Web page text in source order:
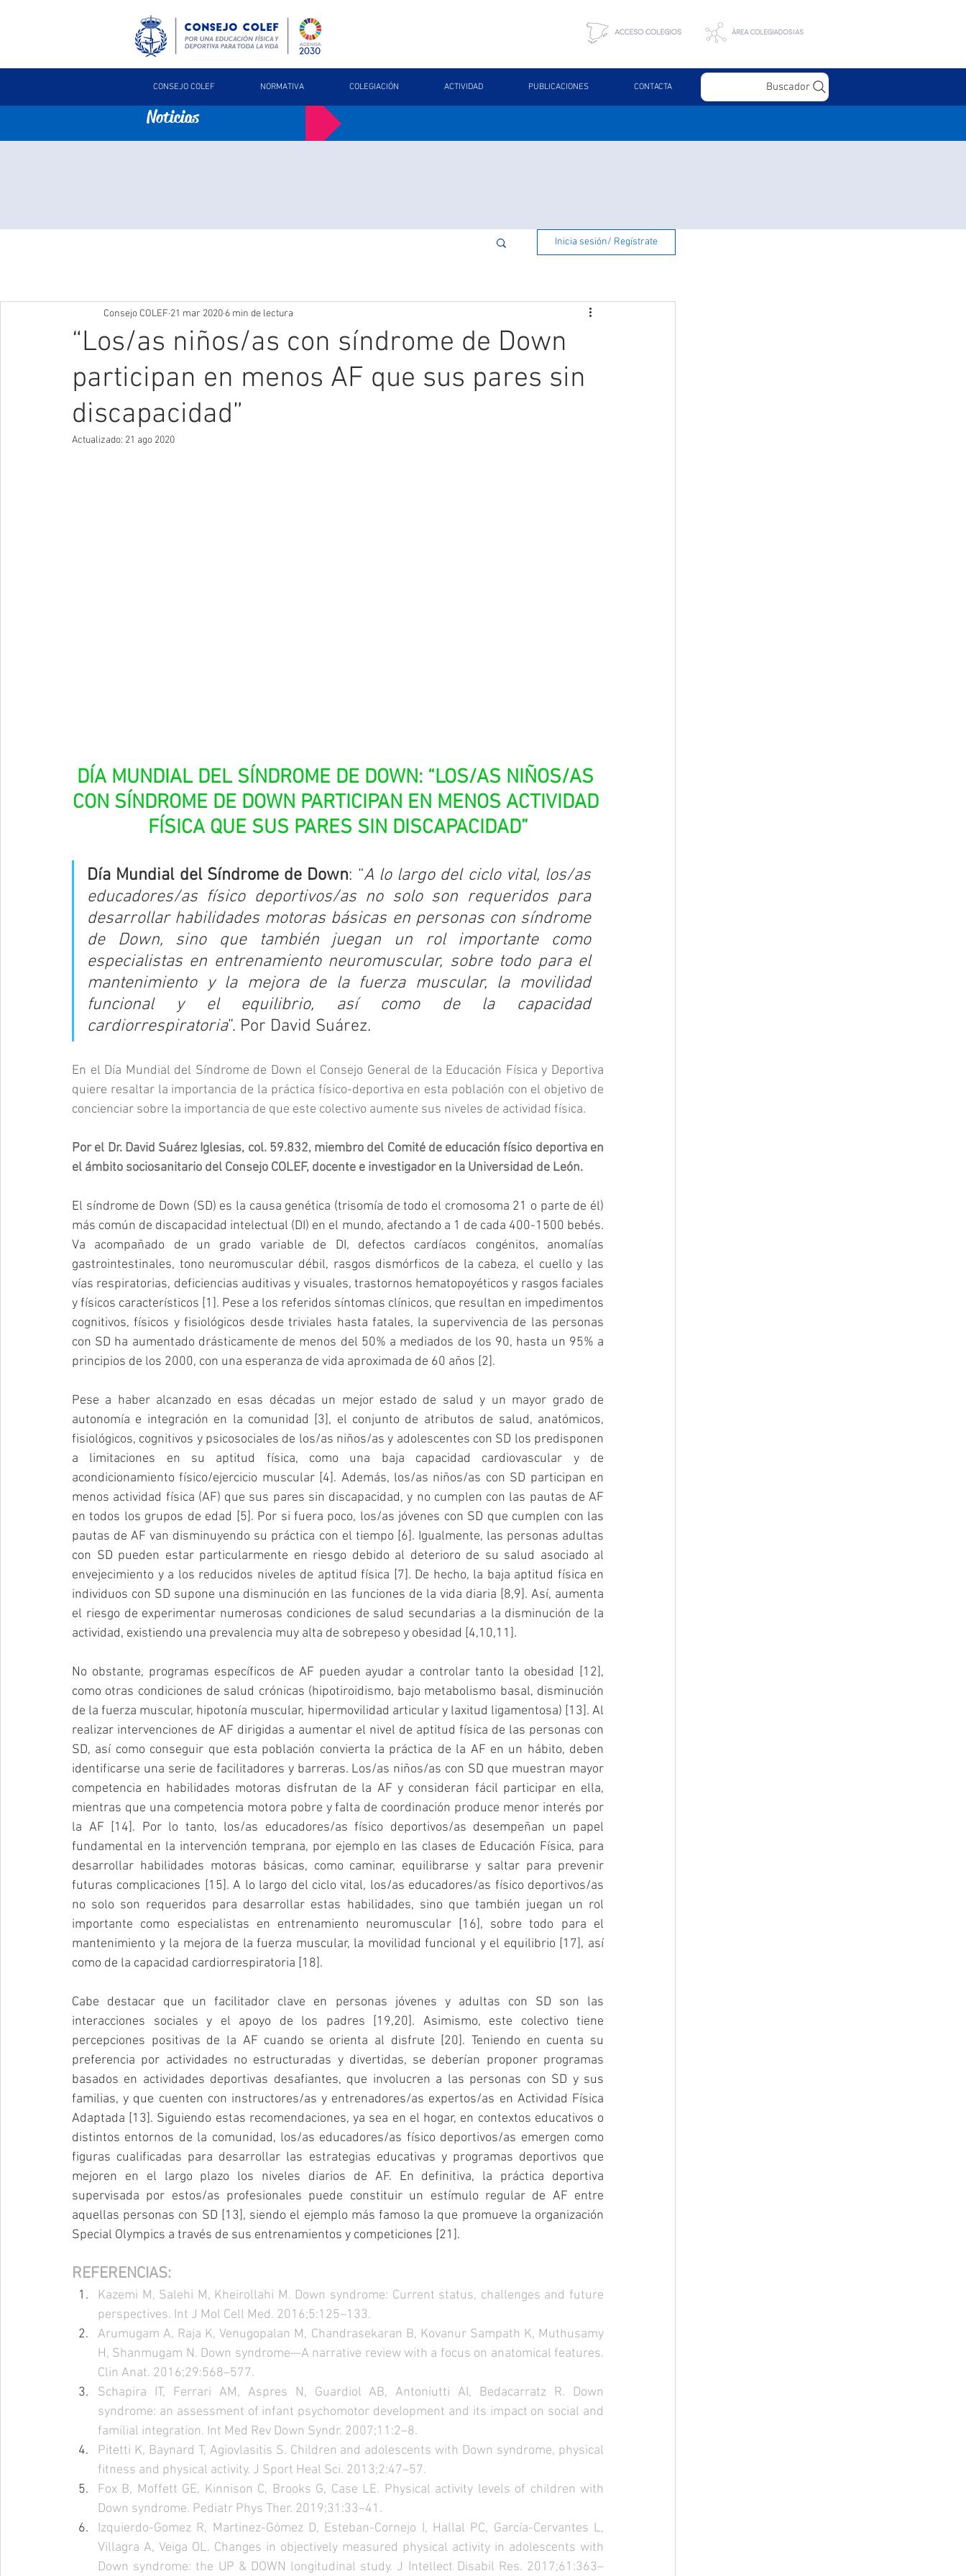
CONSEJO COLEF NORMATIVA COLEGIACIÓN ACTIVIDAD PUBLICACIONES CONTACTA Buscador
Noticias
Inicia sesión/ Regístrate
“Los/as niños/as con síndrome de Down
participan en menos AF que sus pares sin
discapacidad”
Consejo COLEF 21 mar 2020 6 min de lectura
Actualizado: 21 ago 2020
DÍA MUNDIAL DEL SÍNDROME DE DOWN: “LOS/AS NIÑOS/AS
CON SÍNDROME DE DOWN PARTICIPAN EN MENOS ACTIVIDAD
FÍSICA QUE SUS PARES SIN DISCAPACIDAD”
Día Mundial del Síndrome de Down: “A lo largo del ciclo vital, los/as
educadores/as físico deportivos/as no solo son requeridos para
desarrollar habilidades motoras básicas en personas con síndrome
de Down, sino que también juegan un rol importante como
especialistas en entrenamiento neuromuscular, sobre todo para el
mantenimiento y la mejora de la fuerza muscular, la movilidad
funcional y el equilibrio, así como de la capacidad
cardiorrespiratoria”. Por David Suárez.
En el Día Mundial del Síndrome de Down el Consejo General de la Educación Física y Deportiva
quiere resaltar la importancia de la práctica físico-deportiva en esta población con el objetivo de
concienciar sobre la importancia de que este colectivo aumente sus niveles de actividad física.
Por el Dr. David Suárez Iglesias, col. 59.832, miembro del Comité de educación físico deportiva en
el ámbito sociosanitario del Consejo COLEF, docente e investigador en la Universidad de León.
El síndrome de Down (SD) es la causa genética (trisomía de todo el cromosoma 21 o parte de él)
más común de discapacidad intelectual (DI) en el mundo, afectando a 1 de cada 400-1500 bebés.
Va acompañado de un grado variable de DI, defectos cardíacos congénitos, anomalías
gastrointestinales, tono neuromuscular débil, rasgos dismórficos de la cabeza, el cuello y las
vías respiratorias, deficiencias auditivas y visuales, trastornos hematopoyéticos y rasgos faciales
y físicos característicos [1]. Pese a los referidos síntomas clínicos, que resultan en impedimentos
cognitivos, físicos y fisiológicos desde triviales hasta fatales, la supervivencia de las personas
con SD ha aumentado drásticamente de menos del 50% a mediados de los 90, hasta un 95% a
principios de los 2000, con una esperanza de vida aproximada de 60 años [2].
Pese a haber alcanzado en esas décadas un mejor estado de salud y un mayor grado de
autonomía e integración en la comunidad [3], el conjunto de atributos de salud, anatómicos,
fisiológicos, cognitivos y psicosociales de los/as niños/as y adolescentes con SD los predisponen
a limitaciones en su aptitud física, como una baja capacidad cardiovascular y de
acondicionamiento físico/ejercicio muscular [4]. Además, los/as niños/as con SD participan en
menos actividad física (AF) que sus pares sin discapacidad, y no cumplen con las pautas de AF
en todos los grupos de edad [5]. Por si fuera poco, los/as jóvenes con SD que cumplen con las
pautas de AF van disminuyendo su práctica con el tiempo [6]. Igualmente, las personas adultas
con SD pueden estar particularmente en riesgo debido al deterioro de su salud asociado al
envejecimiento y a los reducidos niveles de aptitud física [7]. De hecho, la baja aptitud física en
individuos con SD supone una disminución en las funciones de la vida diaria [8,9]. Así, aumenta
el riesgo de experimentar numerosas condiciones de salud secundarias a la disminución de la
actividad, existiendo una prevalencia muy alta de sobrepeso y obesidad [4,10,11].
No obstante, programas específicos de AF pueden ayudar a controlar tanto la obesidad [12],
como otras condiciones de salud crónicas (hipotiroidismo, bajo metabolismo basal, disminución
de la fuerza muscular, hipotonía muscular, hipermovilidad articular y laxitud ligamentosa) [13]. Al
realizar intervenciones de AF dirigidas a aumentar el nivel de aptitud física de las personas con
SD, así como conseguir que esta población convierta la práctica de la AF en un hábito, deben
identificarse una serie de facilitadores y barreras. Los/as niños/as con SD que muestran mayor
competencia en habilidades motoras disfrutan de la AF y consideran fácil participar en ella,
mientras que una competencia motora pobre y falta de coordinación produce menor interés por
la AF [14]. Por lo tanto, los/as educadores/as físico deportivos/as desempeñan un papel
fundamental en la intervención temprana, por ejemplo en las clases de Educación Física, para
desarrollar habilidades motoras básicas, como caminar, equilibrarse y saltar para prevenir
futuras complicaciones [15]. A lo largo del ciclo vital, los/as educadores/as físico deportivos/as
no solo son requeridos para desarrollar estas habilidades, sino que también juegan un rol
importante como especialistas en entrenamiento neuromuscular [16], sobre todo para el
mantenimiento y la mejora de la fuerza muscular, la movilidad funcional y el equilibrio [17], así
como de la capacidad cardiorrespiratoria [18].
Cabe destacar que un facilitador clave en personas jóvenes y adultas con SD son las
interacciones sociales y el apoyo de los padres [19,20]. Asimismo, este colectivo tiene
percepciones positivas de la AF cuando se orienta al disfrute [20]. Teniendo en cuenta su
preferencia por actividades no estructuradas y divertidas, se deberían proponer programas
basados en actividades deportivas desafiantes, que involucren a las personas con SD y sus
familias, y que cuenten con instructores/as y entrenadores/as expertos/as en Actividad Física
Adaptada [13]. Siguiendo estas recomendaciones, ya sea en el hogar, en contextos educativos o
distintos entornos de la comunidad, los/as educadores/as físico deportivos/as emergen como
figuras cualificadas para desarrollar las estrategias educativas y programas deportivos que
mejoren en el largo plazo los niveles diarios de AF. En definitiva, la práctica deportiva
supervisada por estos/as profesionales puede constituir un estímulo regular de AF entre
aquellas personas con SD [13], siendo el ejemplo más famoso la que promueve la organización
Special Olympics a través de sus entrenamientos y competiciones [21].
REFERENCIAS:
Kazemi M, Salehi M, Kheirollahi M. Down syndrome: Current status, challenges and future
perspectives. Int J Mol Cell Med. 2016;5:125–133.
Arumugam A, Raja K, Venugopalan M, Chandrasekaran B, Kovanur Sampath K, Muthusamy
H, Shanmugam N. Down syndrome—A narrative review with a focus on anatomical features.
Clin Anat. 2016;29:568–577.
Schapira IT, Ferrari AM, Aspres N, Guardiol AB, Antoniutti AI, Bedacarratz R. Down
syndrome: an assessment of infant psychomotor development and its impact on social and
familial integration. Int Med Rev Down Syndr. 2007;11:2–8.
Pitetti K, Baynard T, Agiovlasitis S. Children and adolescents with Down syndrome, physical
fitness and physical activity. J Sport Heal Sci. 2013;2:47–57.
Fox B, Moffett GE, Kinnison C, Brooks G, Case LE. Physical activity levels of children with
Down syndrome. Pediatr Phys Ther. 2019;31:33–41.
Izquierdo-Gomez R, Martinez-Gómez D, Esteban-Cornejo I, Hallal PC, García-Cervantes L,
Villagra A, Veiga OL. Changes in objectively measured physical activity in adolescents with
Down syndrome: the UP & DOWN longitudinal study. J Intellect Disabil Res. 2017;61:363–